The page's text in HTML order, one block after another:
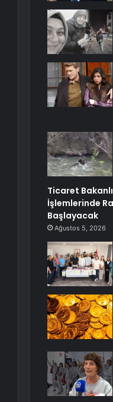
Ticaret
İşlemlerinde
Başlayacak
Ağustos 5, 2026